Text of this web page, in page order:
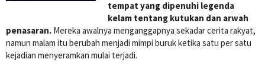
tempat yang dipenuhi legenda
kelam tentang kutukan dan arwah
penasaran. Mereka awalnya menganggapnya sekadar cerita rakyat,
namun malam itu berubah menjadi mimpi buruk ketika satu per satu
kejadian menyeramkan mulai terjadi.